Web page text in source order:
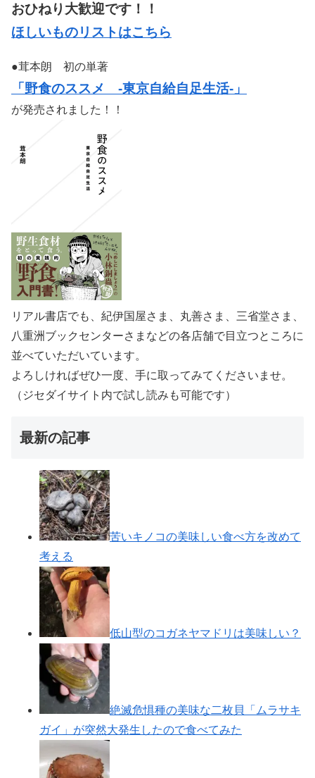
おひねり大歓迎です！！
ほしいものリストはこちら
●茸本朗 初の単著
「野食のススメ -東京自給自足生活-」
が発売されました！！
リアル書店でも、紀伊国屋さま、丸善さま、三省堂さま、
八重洲ブックセンターさまなどの各店舗で目立つところに
並べていただいています。
よろしければぜひ一度、手に取ってみてくださいませ。
（ジセダイサイト内で試し読みも可能です）
最新の記事
苦いキノコの美味しい食べ方を改めて
考える
低山型のコガネヤマドリは美味しい？
絶滅危惧種の美味な二枚貝「ムラサキ
ガイ」が突然大発生したので食べてみた